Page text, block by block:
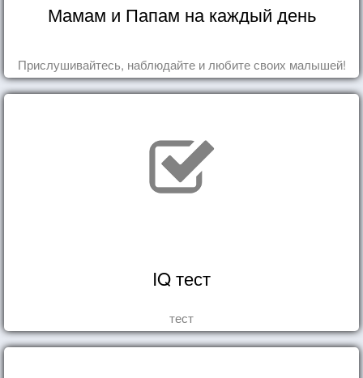
Мамам и Папам на каждый день
Прислушивайтесь, наблюдайте и любите своих малышей!
IQ тест
тест